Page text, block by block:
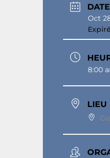
DATE
Oct
8:00
LIEU